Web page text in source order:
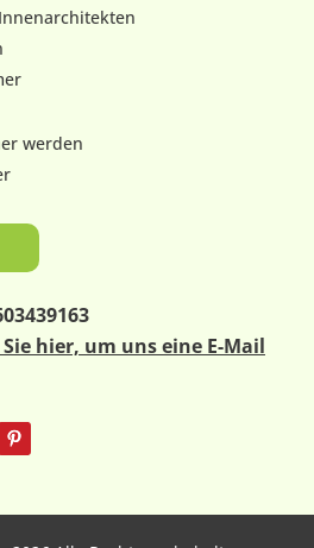
werden
hier, um uns eine E-Mail